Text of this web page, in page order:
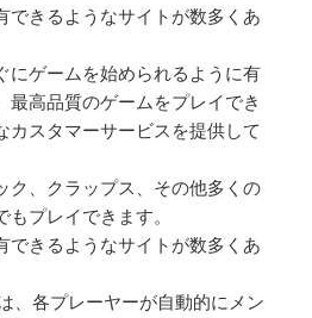
できるようなサイトが数多くあ
にゲームを始められるように有
最高品質のゲームをプレイでき
カスタマーサービスを提供して
ク、クラップス、その他多くの
プレイできます。
できるようなサイトが数多くあ
、各プレーヤーが自動的にメン